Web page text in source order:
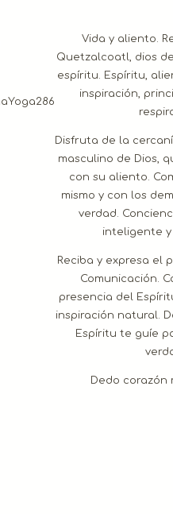
Vida y aliento.
Quetzalcoatl, dios
espíritu. Espíritu,
inspiración,
Disfruta de la
masculino de Dios,
con su aliento.
mismo y con los
verdad.
inteligente
Reciba y expresa el
Comunicación.
presencia del
inspiración natural.
Espíritu te guíe
Dedo corazón